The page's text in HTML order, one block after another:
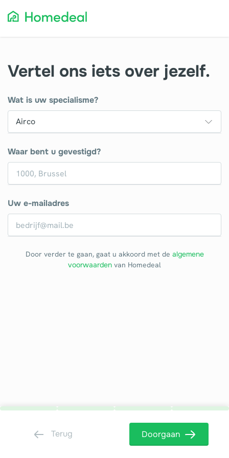
Vertel ons iets over jezelf.
Wat is uw specialisme?
Waar bent u gevestigd?
Uw e-mailadres
Door verder te gaan, gaat u akkoord met de algemene
voorwaarden van Homedeal
Terug Doorgaan